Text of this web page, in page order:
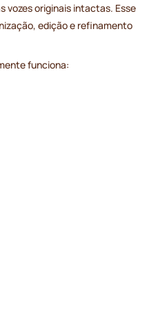
vozes originais intactas. Esse
edição e refinamento
funciona: